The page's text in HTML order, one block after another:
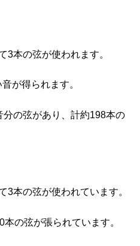
3本の弦が使われます。
が得られます。
の弦があり、計約198本の
3本の弦が使われています。
の弦が張られています。